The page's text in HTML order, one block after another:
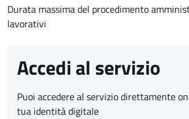
Durata massima del procedimento
lavorativi
Accedi al servizio
Puoi accedere al servizio direttamente
tua identità digitale